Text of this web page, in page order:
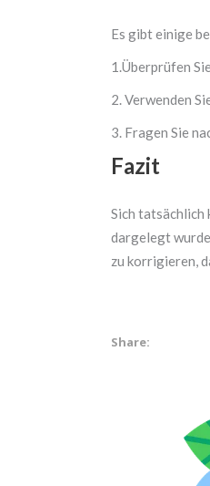
Es gibt einige
1.Überprüfen
2. Verwenden
3. Fragen Sie
Fazit
Sich tatsächlich
dargelegt
zu korrigieren,
Share: